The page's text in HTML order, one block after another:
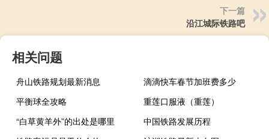
下一篇
沿江城际铁路吧
相关问题
舟山铁路规划最新消息
滴滴快车春节加班费多少
平衡球全攻略
重莲口服液（重莲）
“白草黄羊外”的出处是哪里
中国铁路发展历程